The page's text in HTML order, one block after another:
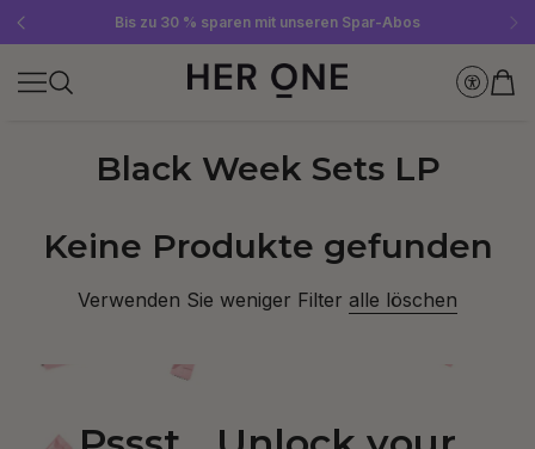
Gratis SLEEP WELL ab 69 € MBW - nur solange der Vorrat reicht!
Jetzt Newsletter abonnieren und 10 €-Gutschein sichern
Bis zu 30 % sparen mit unseren Spar-Abos
Black Week Sets LP
Keine Produkte gefunden
Verwenden Sie weniger Filter alle löschen